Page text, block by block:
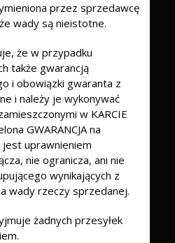
przez sprzedawcę
wady są nieistotne.
że w przypadku
także gwarancją
i obowiązki gwaranta z
i należy je wykonywać
w KARCIE
GWARANCJA na
uprawnieniem
nie ogranicza, ani nie
wynikających z
wady rzeczy sprzedanej.
żadnych przesyłek